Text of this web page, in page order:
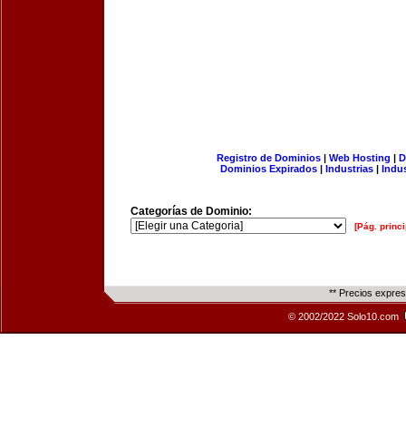
Registro de Dominios| Web Hosting |
Dominios Expirados | Industrias |
Categorías de Dominio:
[Pág.
** Precios
© 2002/2022 Solo10.com